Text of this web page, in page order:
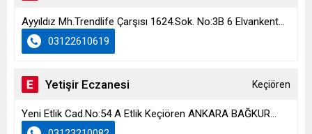
Ayyıldız Mh.Trendlife Çarşısı 1624.Sok. No:3B 6 Elvankent...
03122610619
Yetişir Eczanesi Keçiören
Yeni Etlik Cad.No:54 A Etlik Keçiören ANKARA BAĞKUR...